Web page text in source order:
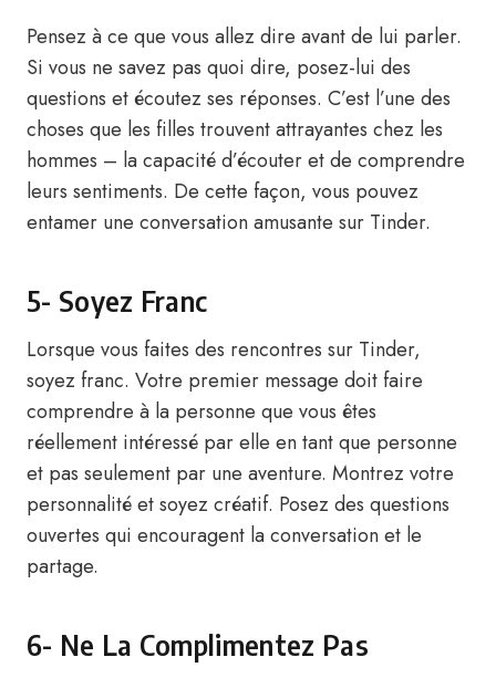
Pensez à ce que vous allez dire avant de lui parler.
Si vous ne savez pas quoi dire, posez-lui des
questions et écoutez ses réponses. C’est l’une des
choses que les filles trouvent attrayantes chez les
hommes – la capacité d’écouter et de comprendre
leurs sentiments. De cette façon, vous pouvez
entamer une conversation amusante sur Tinder.
5- Soyez Franc
Lorsque vous faites des rencontres sur Tinder,
soyez franc. Votre premier message doit faire
comprendre à la personne que vous êtes
réellement intéressé par elle en tant que personne
et pas seulement par une aventure. Montrez votre
personnalité et soyez créatif. Posez des questions
ouvertes qui encouragent la conversation et le
partage.
6- Ne La Complimentez Pas